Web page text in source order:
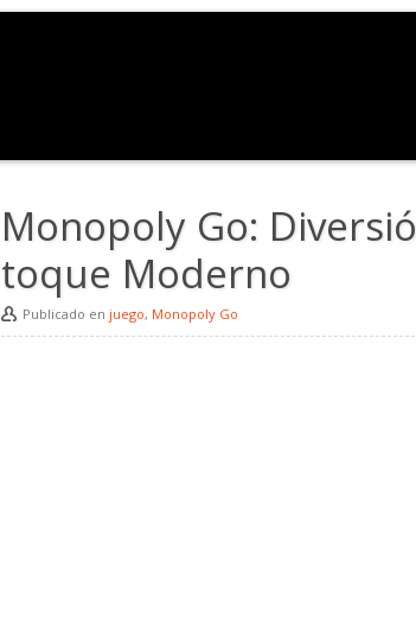
Monopoly Go:
toque Moderno
Publicado en juego, Monopoly Go